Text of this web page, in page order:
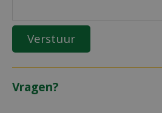
Vragen?